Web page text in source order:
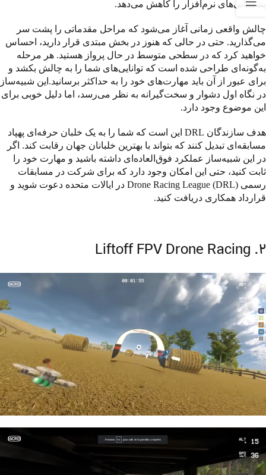
پشتیبانی‌های نرم‌افزار را کاهش می‌دهد.
چالش واقعی زمانی آغاز می‌شود که مراحل مقدماتی را پشت سر
می‌گذارید. حتی در حالی که هنوز در بخش مبتدی قرار دارید، احساس
خواهید کرد که در سطحی متوسط در حال پرواز هستید. هر مرحله
به‌گونه‌ای طراحی شده است که توانایی‌های شما را به چالش بکشد و
برای عبور از آن باید مهارت‌های خود را به حداکثر برسانید.این شبیه‌ساز
در نگاه اول دشوار و سخت‌گیرانه به نظر می‌رسد، اما دلیل خوبی برای
این موضوع وجود دارد.
هدف سازندگان DRL این است که شما را به یک خلبان حرفه‌ای پهپاد
مسابقه‌ای تبدیل کنند که بتواند با بهترین خلبانان جهان رقابت کند. اگر
در این شبیه‌ساز عملکرد فوق‌العاده‌ای داشته باشید و مهارت خود را
ثابت کنید، حتی این امکان وجود دارد که برای شرکت در مسابقات
رسمی Drone Racing League (DRL) در ایالات متحده دعوت شوید و
قرارداد همکاری دریافت کنید.
۲. Liftoff FPV Drone Racing